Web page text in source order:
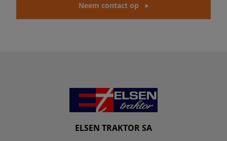
Neem contact op
ELSEN TRAKTOR SA